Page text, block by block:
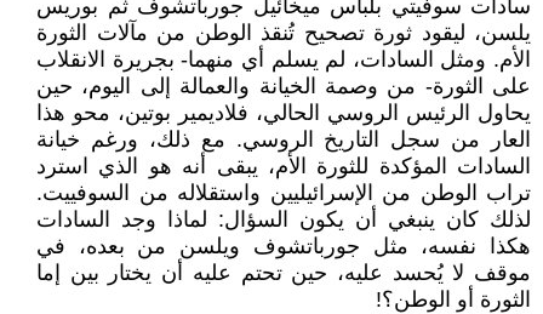
سادات سوفيتي بلباس ميخائيل جورباتشوف ثم بوريس
يلسن، ليقود ثورة تصحيح تُنقذ الوطن من مآلات الثورة
الأم. ومثل السادات، لم يسلم أي منهما- بجريرة الانقلاب
على الثورة- من وصمة الخيانة والعمالة إلى اليوم، حين
يحاول الرئيس الروسي الحالي، فلاديمير بوتين، محو هذا
العار من سجل التاريخ الروسي. مع ذلك، ورغم خيانة
السادات المؤكدة للثورة الأم، يبقى أنه هو الذي استرد
تراب الوطن من الإسرائيليين واستقلاله من السوفييت.
لذلك كان ينبغي أن يكون السؤال: لماذا وجد السادات
هكذا نفسه، مثل جورباتشوف ويلسن من بعده، في
موقف لا يُحسد عليه، حين تحتم عليه أن يختار بين إما
الثورة أو الوطن؟!